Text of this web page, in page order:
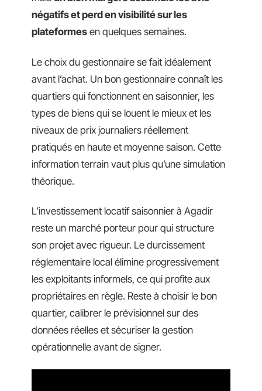
négatifs et perd en visibilité sur les
plateformes en quelques semaines.
Le choix du gestionnaire se fait idéalement
avant l’achat. Un bon gestionnaire connaît les
quartiers qui fonctionnent en saisonnier, les
types de biens qui se louent le mieux et les
niveaux de prix journaliers réellement
pratiqués en haute et moyenne saison. Cette
information terrain vaut plus qu’une simulation
théorique.
L’investissement locatif saisonnier à Agadir
reste un marché porteur pour qui structure
son projet avec rigueur. Le durcissement
réglementaire local élimine progressivement
les exploitants informels, ce qui profite aux
propriétaires en règle. Reste à choisir le bon
quartier, calibrer le prévisionnel sur des
données réelles et sécuriser la gestion
opérationnelle avant de signer.